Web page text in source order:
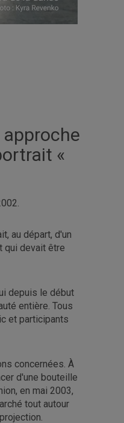
«
au départ, d'un
qui devait être
depuis le début
entière. Tous
et participants
concernées. À
d'une bouteille
en mai 2003,
tout autour